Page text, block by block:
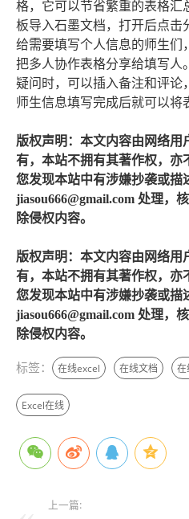
格，它可以节省繁重的表格汇
板导入石墨文档，打开后点击
给需要填写个人信息的师生们
把多人协作表格分享给填写人
疑问时，可以插入备注和评论
师生信息填写完成后就可以将
版权声明：本文内容由网络用
有，本站不拥有其著作权，亦
您发现本站中有涉嫌抄袭或描
jiasou666@gmail.com 处理，
除侵权内容。
版权声明：本文内容由网络用
有，本站不拥有其著作权，亦
您发现本站中有涉嫌抄袭或描
jiasou666@gmail.com 处理，
除侵权内容。
标签： 在线excel 在线文档 在
Excel在线
上一篇: